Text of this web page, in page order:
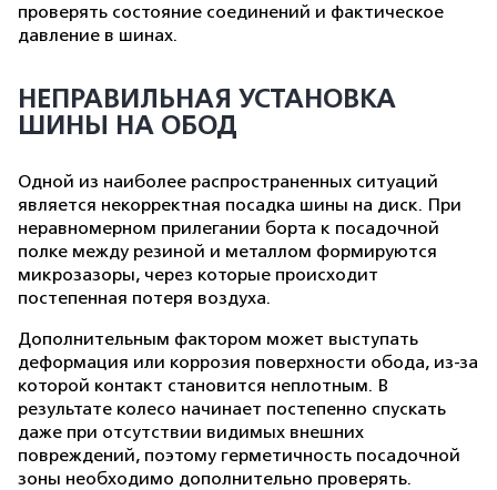
проверять состояние соединений и фактическое
давление в шинах.
НЕПРАВИЛЬНАЯ УСТАНОВКА
ШИНЫ НА ОБОД
Одной из наиболее распространенных ситуаций
является некорректная посадка шины на диск. При
неравномерном прилегании борта к посадочной
полке между резиной и металлом формируются
микрозазоры, через которые происходит
постепенная потеря воздуха.
Дополнительным фактором может выступать
деформация или коррозия поверхности обода, из-за
которой контакт становится неплотным. В
результате колесо начинает постепенно спускать
даже при отсутствии видимых внешних
повреждений, поэтому герметичность посадочной
зоны необходимо дополнительно проверять.